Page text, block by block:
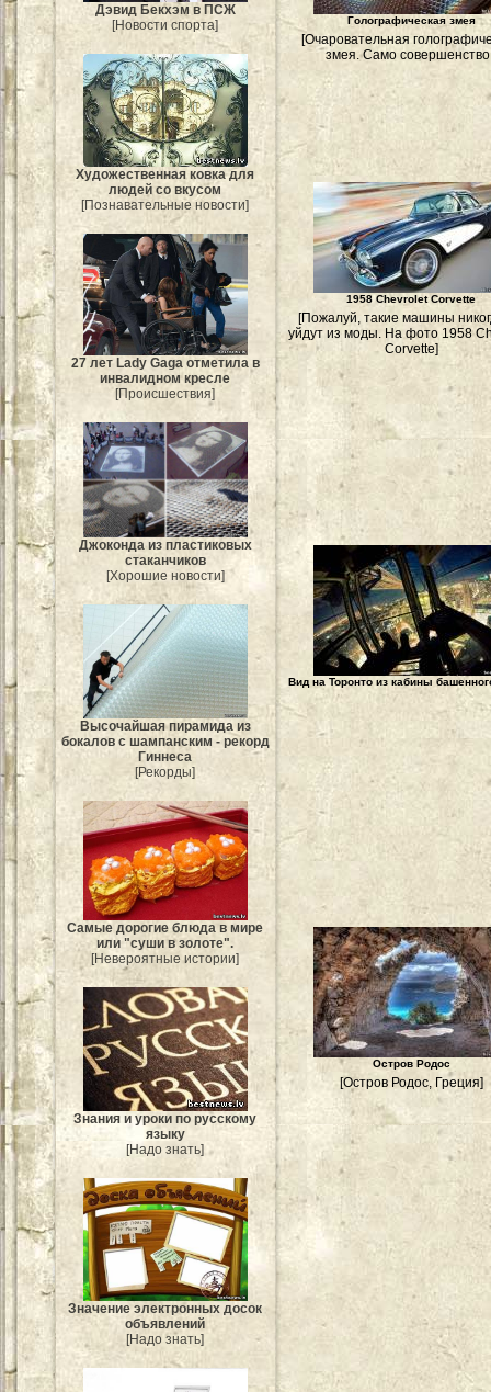
Дэвид Бекхэм в ПСЖ
[Новости спорта]
Художественная ковка для
людей со вкусом
[Познавательные новости]
27 лет Lady Gaga отметила в
инвалидном кресле
[Происшествия]
Джоконда из пластиковых
стаканчиков
[Хорошие новости]
Высочайшая пирамида из
бокалов с шампанским - рекорд
Гиннеса
[Рекорды]
Самые дорогие блюда в мире
или "суши в золоте".
[Невероятные истории]
Знания и уроки по русскому
языку
[Надо знать]
Значение электронных досок
объявлений
[Надо знать]
Голографическая змея
[Очаровательная
змея. Само
1958 Chevrolet Corvette
[Пожалуй, такие машины
уйдут из моды. На фото 1958
Corvette]
Вид на Торонто из кабины
Остров Родос
[Остров Родос, Греция]